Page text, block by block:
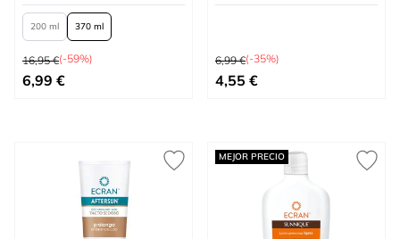
200 ml 370 ml
Precio habitual
16,95 €(-59%)
Tan bajo como
6,99 €
Precio habitual
6,99 €(-35%)
Precio especial
4,55 €
MEJOR PRECIO